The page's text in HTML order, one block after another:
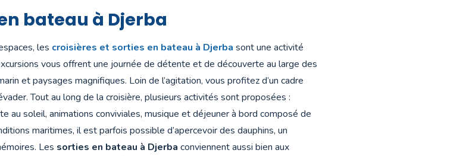
bateau à Djerba
les croisières et sorties en bateau à Djerba sont une activité
vous offrent une journée de détente et de découverte au large des
et paysages magnifiques. Loin de l’agitation, vous profitez d’un cadre
Tout au long de la croisière, plusieurs activités sont proposées :
au soleil, animations conviviales, musique et déjeuner à bord composé de
maritimes, il est parfois possible d’apercevoir des dauphins, un
Les sorties en bateau à Djerba conviennent aussi bien aux